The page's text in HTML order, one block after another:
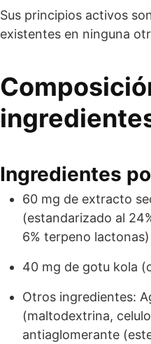
Sus principios activos
existentes en ninguna
Ingredientes
60 mg de extracto
(estandarizado al
6% terpeno lactonas)
40 mg de gotu kola
Otros ingredientes:
(maltodextrina,
antiaglomerante